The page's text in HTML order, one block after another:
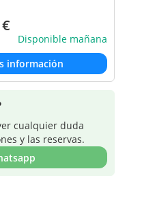
€
Disponible mañana
información
cualquier duda
y las reservas.